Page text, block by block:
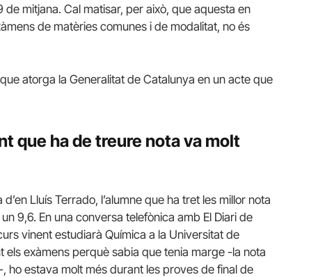
de mitjana. Cal matisar, per això, que aquesta en
de matèries comunes i de modalitat, no és
atorga la Generalitat de Catalunya en un acte que
que ha de treure nota va molt
Lluís Terrado, l’alumne que ha tret les millor nota
9,6. En una conversa telefònica amb El Diari de
vinent estudiarà Química a la Universitat de
exàmens perquè sabia que tenia marge -la nota
ho estava molt més durant les proves de final de